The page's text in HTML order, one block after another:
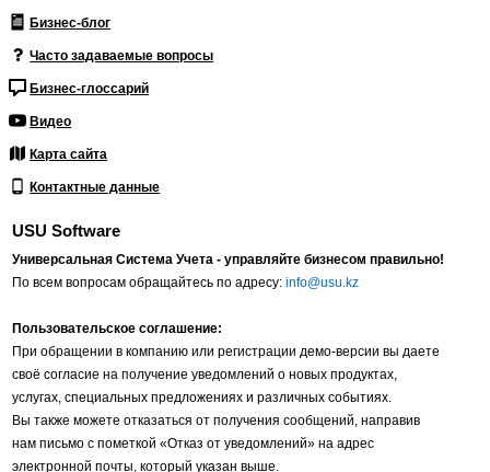
Бизнес-блог
Часто задаваемые вопросы
Бизнес-глоссарий
Видео
Карта сайта
Контактные данные
USU Software
Универсальная Система Учета - управляйте бизнесом правильно!
По всем вопросам обращайтесь по адресу:info@usu.kz
Пользовательское соглашение:
При обращении в компанию или регистрации демо-версии вы даете
своё согласие на получение уведомлений о новых продуктах,
услугах, специальных предложениях и различных событиях.
Вы также можете отказаться от получения сообщений, направив
нам письмо с пометкой «Отказ от уведомлений» на адрес
электронной почты, который указан выше.